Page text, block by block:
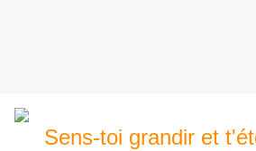
Sens-toi grandir et